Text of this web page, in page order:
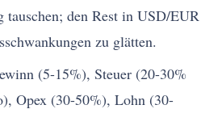
tauschen; den Rest in USD/EUR
zu glätten.
(5-15%), Steuer (20-30%
Opex (30-50%), Lohn (30-